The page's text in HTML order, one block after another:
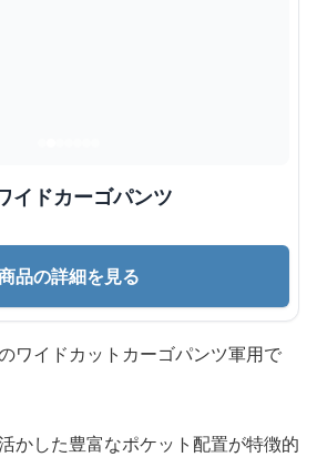
イドカーゴパンツ
品の詳細を見る
ワイドカットカーゴパンツ軍用で
かした豊富なポケット配置が特徴的